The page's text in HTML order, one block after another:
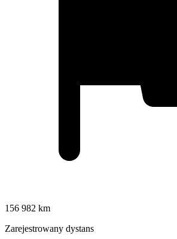
156 982 km
Zarejestrowany dystans